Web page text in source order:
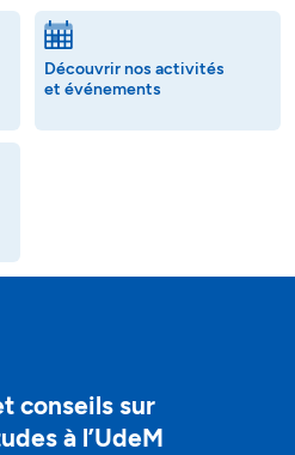
Découvrir nos activités
et événements
conseils sur
à l’UdeM